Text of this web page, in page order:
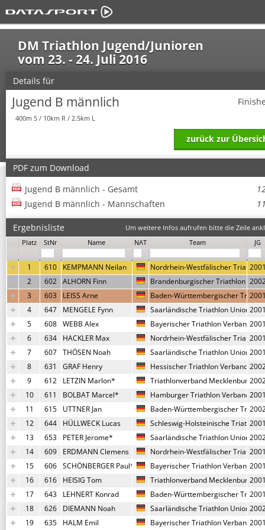
DM Triathlon Jugend/Junioren
vom 23. - 24. Juli 2016
Details für
Jugend B männlich
400m S / 10km R / 2.5km L
zurück zur
PDF zum Download
Jugend B männlich - Gesamt
Jugend B männlich - Mannschaften
Ergebnisliste
Um weitere Infos aufrufen bitte die Zeile
Platz
StNr Name NAT Team JG
1 610 KEMPMANN Neilan Nordrhein-Westfälischer Triathlon
2
602 ALHORN Finn Brandenburgischer Triathlon Bund
3
603 LEISS Arne Baden-Württembergischer
4
647 MENGELE Fynn Saarländische Triathlon Union
5
608 WEBB Alex Bayerischer Triathlon Verband
6
634 HACKLER Max Nordrhein-Westfälischer Triathlon
7
607 THÖSEN Noah Saarländische Triathlon Union
8
631 GRAF Henry Hessischer Triathlon Verband
9
612 LETZIN Marlon* Triathlonverband Mecklenburg-
10
611 BOLBAT Marcel* Hamburger Triathlon Verband
11
615 UTTNER Jan Baden-Württembergischer
12
644 HÜLLWECK Lucas Schleswig-Holsteinische
13
653 PETER Jerome* Saarländische Triathlon Union
14
609 ERDMANN Clemens Nordrhein-Westfälischer Triathlon
15
606 SCHÖNBERGER Paul* Bayerischer Triathlon Verband
16
616 HEISIG Tom Triathlonverband Mecklenburg-
17
643 LEHNERT Konrad Baden-Württembergischer
18
626 DIEMANN Noah Saarländische Triathlon Union
19
635 HALM Emil Bayerischer Triathlon Verband